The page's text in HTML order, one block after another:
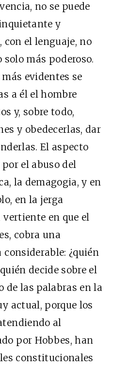
no se puede
y
con el lenguaje, no
solo más poderoso.
evidentes se
a él el hombre
y, sobre todo,
y obedecerlas, dar
El aspecto
el abuso del
la demagogia, y en
en la jerga
vertiente en que el
cobra una
¿quién
decide sobre el
de las palabras en la
actual, porque los
al
por Hobbes, han
constitucionales